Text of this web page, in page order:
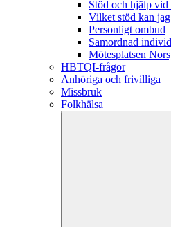
Stöd och hjälp vid
Vilket stöd kan
Personligt ombud
Samordnad
Mötesplatsen
HBTQI-frågor
Anhöriga och frivilliga
Missbruk
Folkhälsa